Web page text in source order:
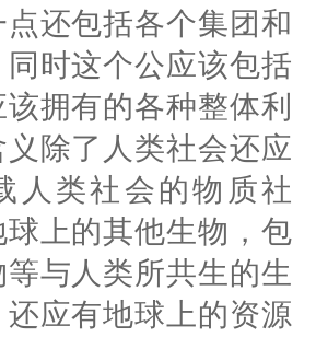
还包括各个集团和
时这个公应该包括
拥有的各种整体利
除了人类社会还应
人类社会的物质社
上的其他生物，包
与人类所共生的生
应有地球上的资源